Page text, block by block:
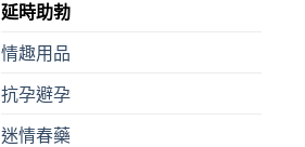
延時助勃
情趣用品
抗孕避孕
迷情春藥